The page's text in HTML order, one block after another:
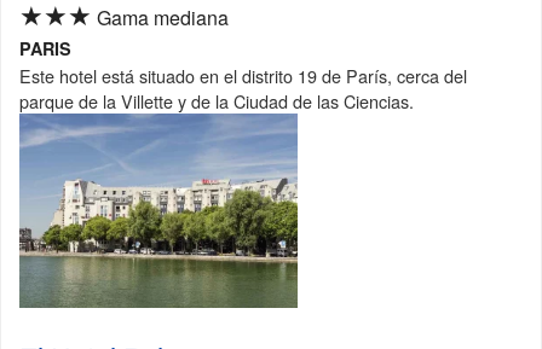
★★★ Gama mediana
PARIS
Este hotel está situado en el distrito 19 de París, cerca del
parque de la Villette y de la Ciudad de las Ciencias.